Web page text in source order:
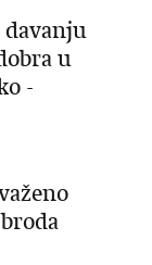
davanju
u
-